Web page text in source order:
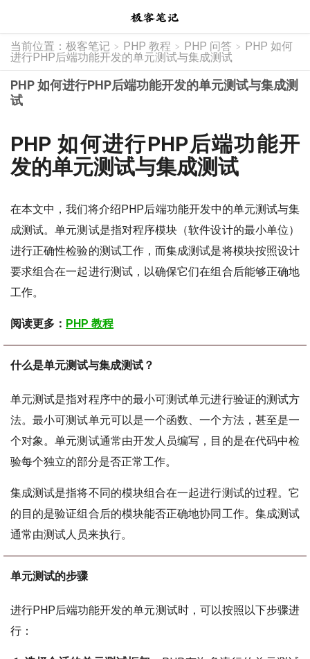
当前位置： 极客笔记 > PHP 教程 > PHP 问答 > PHP 如何
进行PHP后端功能开发的单元测试与集成测试
PHP 如何进行PHP后端功能开发的单元测试与集成测
试
PHP 如何进行PHP后端功能开
发的单元测试与集成测试
在本文中，我们将介绍PHP后端功能开发中的单元测试与集
成测试。单元测试是指对程序模块（软件设计的最小单位）
进行正确性检验的测试工作，而集成测试是将模块按照设计
要求组合在一起进行测试，以确保它们在组合后能够正确地
工作。
阅读更多： PHP 教程
什么是单元测试与集成测试？
单元测试是指对程序中的最小可测试单元进行验证的测试方
法。最小可测试单元可以是一个函数、一个方法，甚至是一
个对象。单元测试通常由开发人员编写，目的是在代码中检
验每个独立的部分是否正常工作。
集成测试是指将不同的模块组合在一起进行测试的过程。它
的目的是验证组合后的模块能否正确地协同工作。集成测试
通常由测试人员来执行。
单元测试的步骤
进行PHP后端功能开发的单元测试时，可以按照以下步骤进
行：